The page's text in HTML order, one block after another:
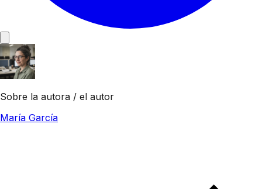
Sobre la autora / el autor
María García